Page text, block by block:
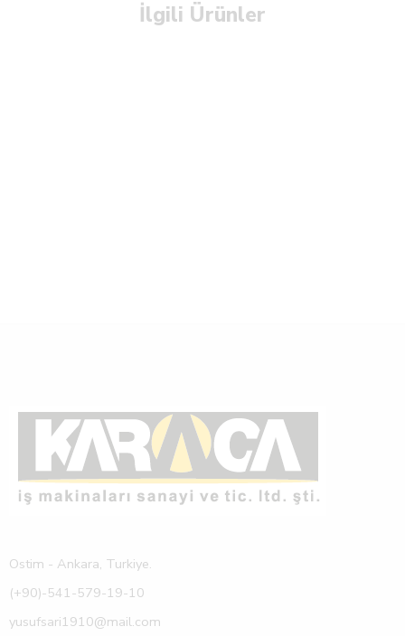
İlgili Ürünler
Ostim - Ankara, Turkiye.
(+90)-541-579-19-10
yusufsari1910@mail.com